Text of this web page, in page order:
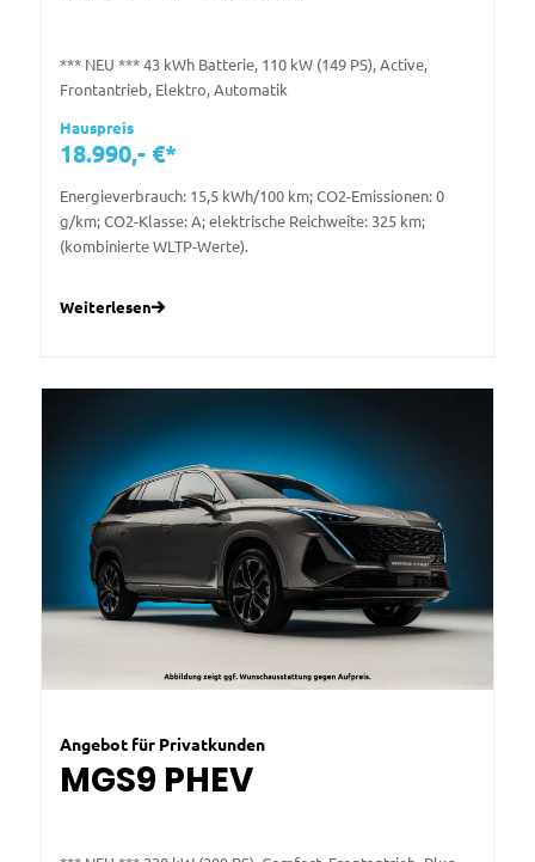
*** NEU *** 43 kWh Batterie, 110 kW (149 PS), Active,
Frontantrieb, Elektro, Automatik
Hauspreis
18.990,- €*
Energieverbrauch: 15,5 kWh/100 km; CO2-Emissionen: 0
g/km; CO2-Klasse: A; elektrische Reichweite: 325 km;
(kombinierte WLTP-Werte).
Weiterlesen
Angebot für Privatkunden
MGS9 PHEV